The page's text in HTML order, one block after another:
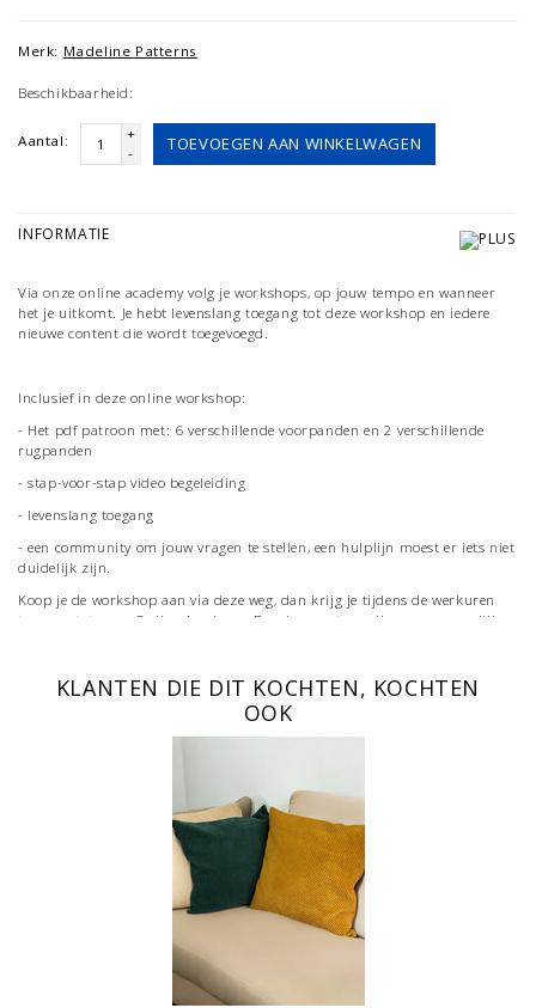
Merk: Madeline Patterns
Beschikbaarheid:
Aantal:
+
-
TOEVOEGEN AAN WINKELWAGEN
INFORMATIE
Via onze online academy volg je workshops, op jouw tempo en wanneer
het je uitkomt. Je hebt levenslang toegang tot deze workshop en iedere
nieuwe content die wordt toegevoegd.
Inclusief in deze online workshop:
- Het pdf patroon met: 6 verschillende voorpanden en 2 verschillende
rugpanden
- stap-voor-stap video begeleiding
- levenslang toegang
- een community om jouw vragen te stellen, een hulplijn moest er iets niet
duidelijk zijn.
Koop je de workshop aan via deze weg, dan krijg je tijdens de werkuren
toegang tot onze Online Academy. Dan kan meteen zijn, maar mogelijks
Online Academy, dan heb je meteen toegang en kan je instant aan de
KLANTEN DIE DIT KOCHTEN, KOCHTEN
OOK